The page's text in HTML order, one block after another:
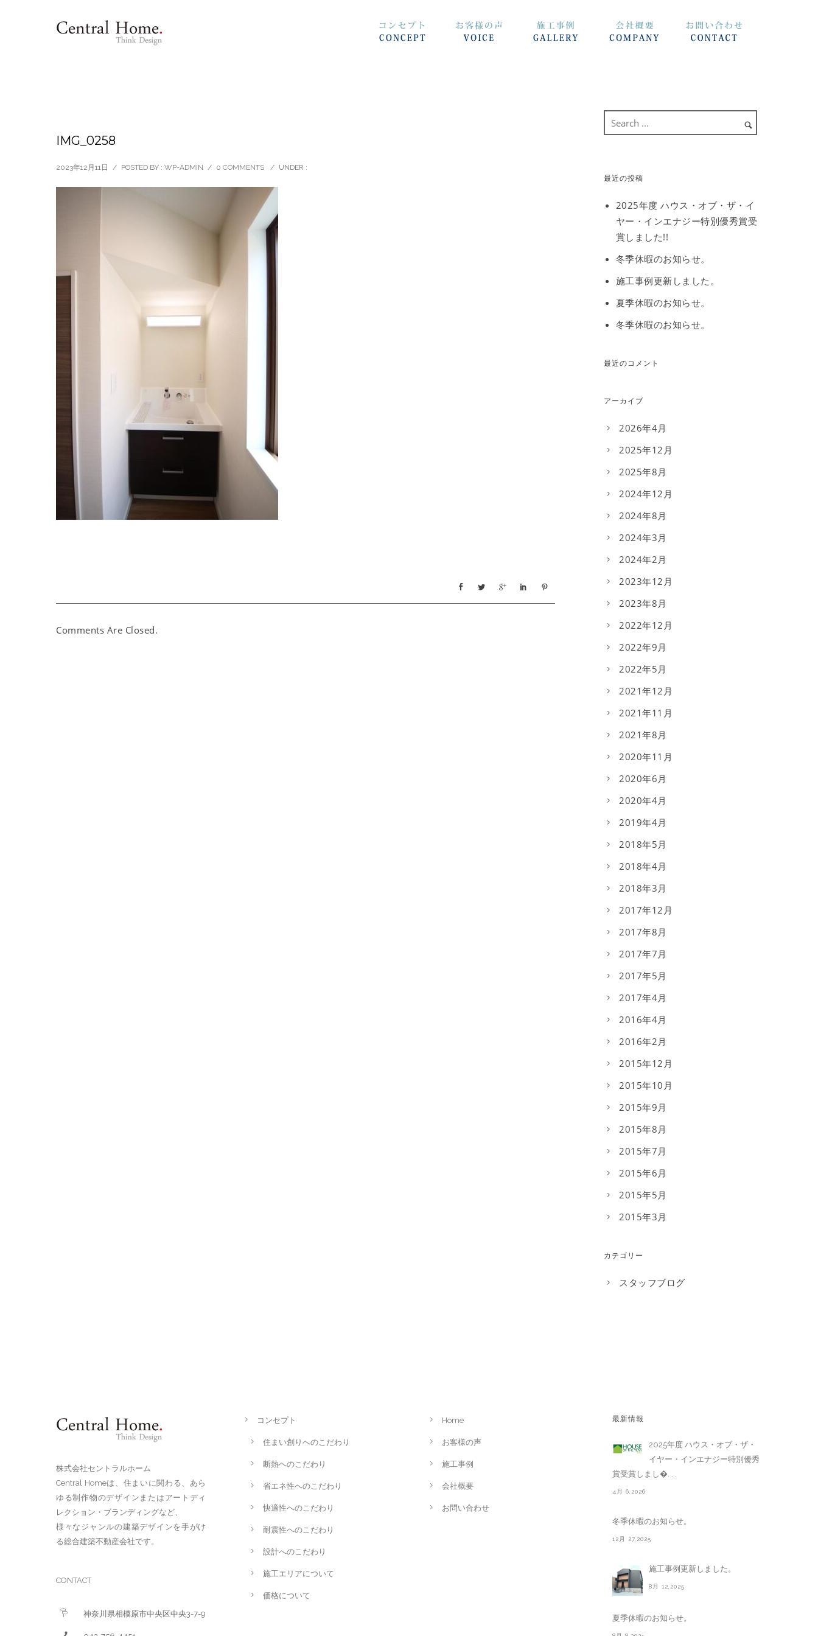
IMG_0258
2023年12月11日 / POSTED BY : WP-ADMIN / 0 COMMENTS / UNDER :
Comments Are Closed.
最近の投稿
2025年度 ハウス・オブ・ザ・イ
ヤー・インエナジー特別優秀賞受
賞しました!!
冬季休暇のお知らせ。
施工事例更新しました。
夏季休暇のお知らせ。
冬季休暇のお知らせ。
最近のコメント
アーカイブ
2026年4月
2025年12月
2025年8月
2024年12月
2024年8月
2024年3月
2024年2月
2023年12月
2023年8月
2022年12月
2022年9月
2022年5月
2021年12月
2021年11月
2021年8月
2020年11月
2020年6月
2020年4月
2019年4月
2018年5月
2018年4月
2018年3月
2017年12月
2017年8月
2017年7月
2017年5月
2017年4月
2016年4月
2016年2月
2015年12月
2015年10月
2015年9月
2015年8月
2015年7月
2015年6月
2015年5月
2015年3月
カテゴリー
スタッフブログ
株式会社セントラルホーム
Central Homeは、住まいに関わる、あら
ゆる制作物のデザインまたはアートディ
レクション・ブランディングなど、
様々なジャンルの建築デザインを手がけ
る総合建築不動産会社です。
CONTACT
神奈川県相模原市中央区中央3-7-9
コンセプト
住まい創りへのこだわり
断熱へのこだわり
省エネ性へのこだわり
快適性へのこだわり
耐震性へのこだわり
設計へのこだわり
施工エリアについて
価格について
Home
お客様の声
施工事例
会社概要
お問い合わせ
最新情報
2025年度 ハウス・オブ・ザ・
イヤー・インエナジー特別優秀
賞受賞しまし�. . .
4月 6,2026
冬季休暇のお知らせ。
12月 27,2025
施工事例更新しました。
8月 12,2025
夏季休暇のお知らせ。